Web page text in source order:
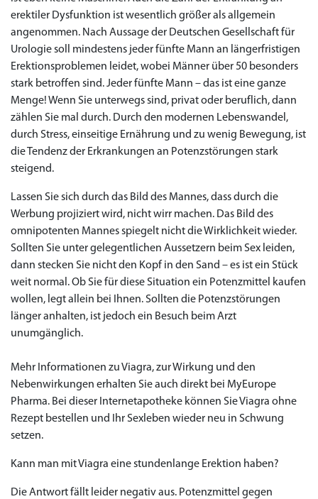
erektiler Dysfunktion ist wesentlich größer als allgemein
angenommen. Nach Aussage der Deutschen Gesellschaft für
Urologie soll mindestens jeder fünfte Mann an längerfristigen
Erektionsproblemen leidet, wobei Männer über 50 besonders
stark betroffen sind. Jeder fünfte Mann – das ist eine ganze
Menge! Wenn Sie unterwegs sind, privat oder beruflich, dann
zählen Sie mal durch. Durch den modernen Lebenswandel,
durch Stress, einseitige Ernährung und zu wenig Bewegung, ist
die Tendenz der Erkrankungen an Potenzstörungen stark
steigend.
Lassen Sie sich durch das Bild des Mannes, dass durch die
Werbung projiziert wird, nicht wirr machen. Das Bild des
omnipotenten Mannes spiegelt nicht die Wirklichkeit wieder.
Sollten Sie unter gelegentlichen Aussetzern beim Sex leiden,
dann stecken Sie nicht den Kopf in den Sand – es ist ein Stück
weit normal. Ob Sie für diese Situation ein Potenzmittel kaufen
wollen, legt allein bei Ihnen. Sollten die Potenzstörungen
länger anhalten, ist jedoch ein Besuch beim Arzt
unumgänglich.
Mehr Informationen zu Viagra, zur Wirkung und den
Nebenwirkungen erhalten Sie auch direkt bei MyEurope
Pharma. Bei dieser Internetapotheke können Sie Viagra ohne
Rezept bestellen und Ihr Sexleben wieder neu in Schwung
setzen.
Kann man mit Viagra eine stundenlange Erektion haben?
Die Antwort fällt leider negativ aus. Potenzmittel gegen